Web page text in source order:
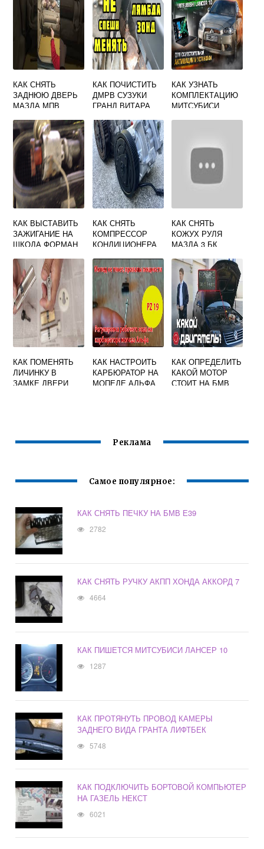
КАК СНЯТЬ
ЗАДНЮЮ ДВЕРЬ
МАЗДА МПВ
КАК ПОЧИСТИТЬ
ДМРВ СУЗУКИ
ГРАНД ВИТАРА
КАК УЗНАТЬ
КОМПЛЕКТАЦИЮ
МИТСУБИСИ
КАК ВЫСТАВИТЬ
ЗАЖИГАНИЕ НА
ШКОДА ФОРМАН
КАК СНЯТЬ
КОМПРЕССОР
КОНДИЦИОНЕРА
КАК СНЯТЬ
КОЖУХ РУЛЯ
МАЗДА 3 БК
КАК ПОМЕНЯТЬ
ЛИЧИНКУ В
ЗАМКЕ ДВЕРИ
КАК НАСТРОИТЬ
КАРБЮРАТОР НА
МОПЕДЕ АЛЬФА
КАК ОПРЕДЕЛИТЬ
КАКОЙ МОТОР
СТОИТ НА БМВ
Реклама
Самое популярное:
КАК СНЯТЬ ПЕЧКУ НА БМВ Е39
2782
КАК СНЯТЬ РУЧКУ АКПП ХОНДА АККОРД 7
4664
КАК ПИШЕТСЯ МИТСУБИСИ ЛАНСЕР 10
1287
КАК ПРОТЯНУТЬ ПРОВОД КАМЕРЫ
ЗАДНЕГО ВИДА ГРАНТА ЛИФТБЕК
5748
КАК ПОДКЛЮЧИТЬ БОРТОВОЙ КОМПЬЮТЕР
НА ГАЗЕЛЬ НЕКСТ
6021